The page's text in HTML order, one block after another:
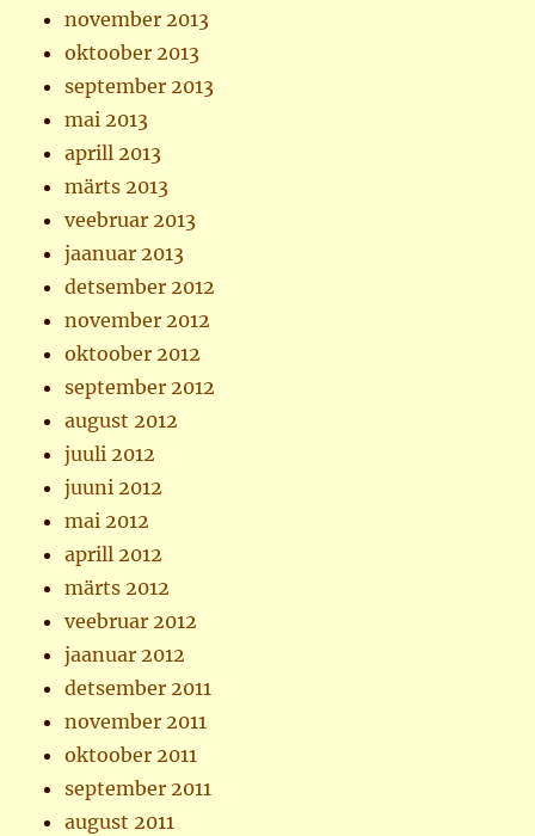
november 2013
oktoober 2013
september 2013
mai 2013
aprill 2013
märts 2013
veebruar 2013
jaanuar 2013
detsember 2012
november 2012
oktoober 2012
september 2012
august 2012
juuli 2012
juuni 2012
mai 2012
aprill 2012
märts 2012
veebruar 2012
jaanuar 2012
detsember 2011
november 2011
oktoober 2011
september 2011
august 2011